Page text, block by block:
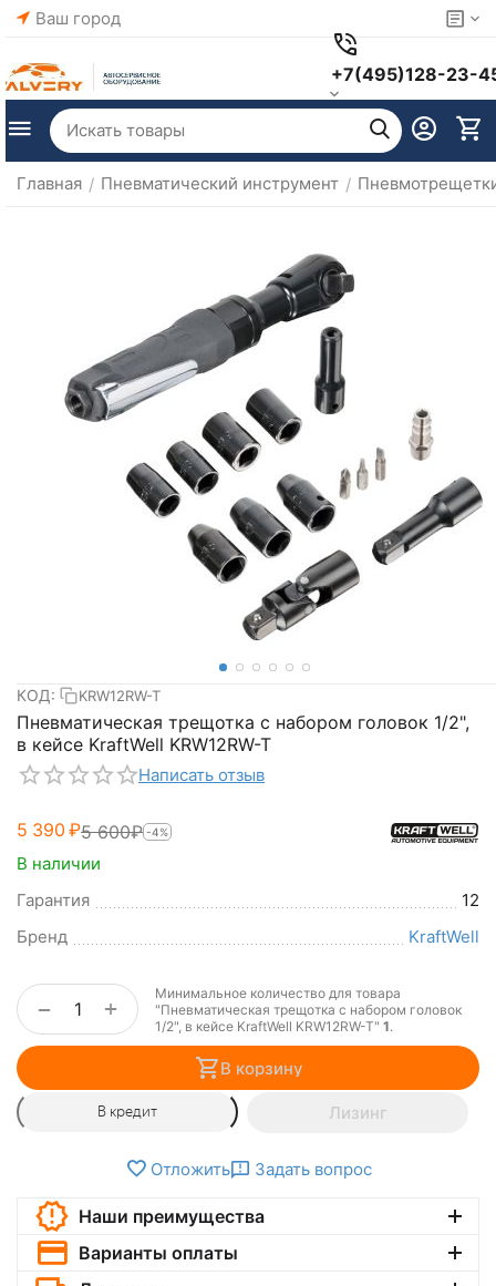
Ваш город
+7(495)128-23-
Главная / Пневматический инструмент /
КОД: KRW12RW-T
Пневматическая трещотка с набором головок 1/2",
в кейсе KraftWell KRW12RW-T
Написать отзыв
5 390 ₽5 600₽ -4%
В наличии
Гарантия
12
Бренд
KraftWell
+
−
Минимальное количество для товара
"Пневматическая трещотка с набором головок
1/2", в кейсе KraftWell KRW12RW-T" 1.
В корзину
В кредит Лизинг
Отложить Задать вопрос
Наши преимущества
Варианты оплаты